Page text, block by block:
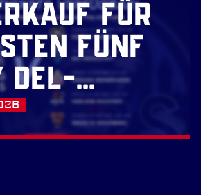
FÜR
FÜNF
DEL-